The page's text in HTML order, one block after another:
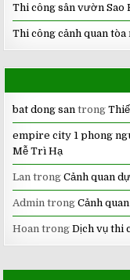
Thi công sân vườn Sao
Thi công cảnh quan
bat dong san trong
empire city 1 phong
Mễ Trì Hạ
Lan trongCảnh quan
Admin trongCảnh
Hoan trongDịch vụ thi